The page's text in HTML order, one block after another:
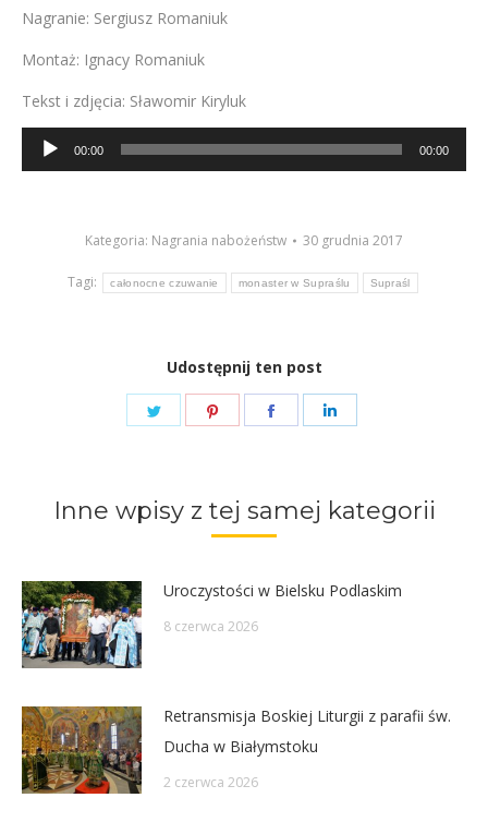
Nagranie: Sergiusz Romaniuk
Montaż: Ignacy Romaniuk
Tekst i zdjęcia: Sławomir Kiryluk
Odtwarzacz
plików
00:00 00:00
Kategoria: Nagrania nabożeństw 30 grudnia 2017
Tagi: całonocne czuwanie monaster w Supraślu Supraśl
Udostępnij ten post
Share
Share
Share
Inne wpisy z tej samej kategorii
Uroczystości w Bielsku Podlaskim
8 czerwca 2026
Retransmisja Boskiej Liturgii z parafii św.
Ducha w Białymstoku
2 czerwca 2026